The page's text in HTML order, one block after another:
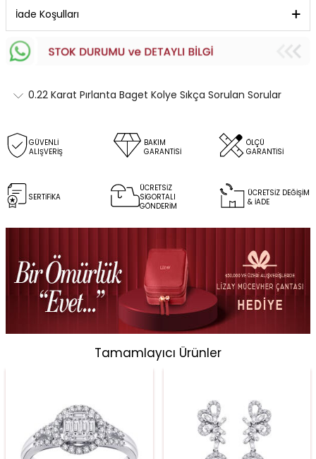
İade Koşulları
0.22 Karat Pırlanta Baget Kolye Sıkça Sorulan Sorular
GÜVENLİ
ALIŞVERİŞ
BAKIM
GARANTİSİ
ÖLÇÜ
GARANTİSİ
SERTİFİKA
ÜCRETSİZ
SİGORTALI
GÖNDERİM
ÜCRETSİZ DEĞİŞİM
& İADE
Tamamlayıcı Ürünler